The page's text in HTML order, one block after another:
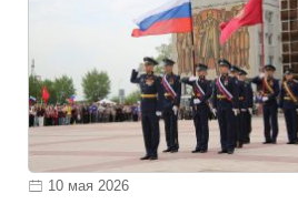
10 мая 2026